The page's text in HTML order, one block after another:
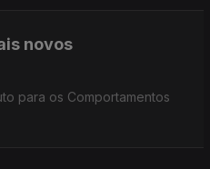
novos
para os Comportamentos